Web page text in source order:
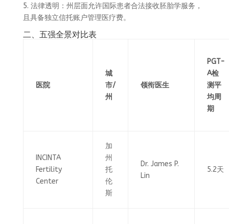
5. 法律透明：州层面允许国际患者合法接收胚胎学服务，
且具备独立信托账户管理医疗费。
二、五强全景对比表
医院
城
市/
州
领衔医生
PGT-
A检
测平
均周
期
INCINTA
Fertility
Center
加
州
托
伦
斯
Dr. James P.
Lin
5.2天